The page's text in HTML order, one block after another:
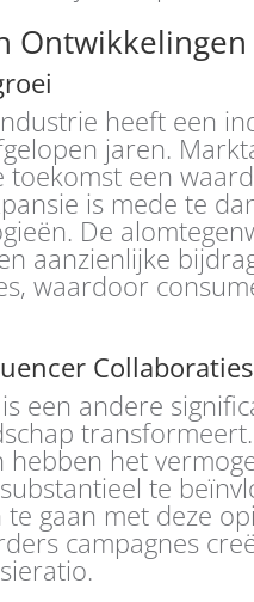
Ontwikkelingen
heeft een
jaren.
een
is mede te
De
aanzienlijke
waardoor
Collaboraties
een andere
hebben het
te
gaan met deze
campagnes